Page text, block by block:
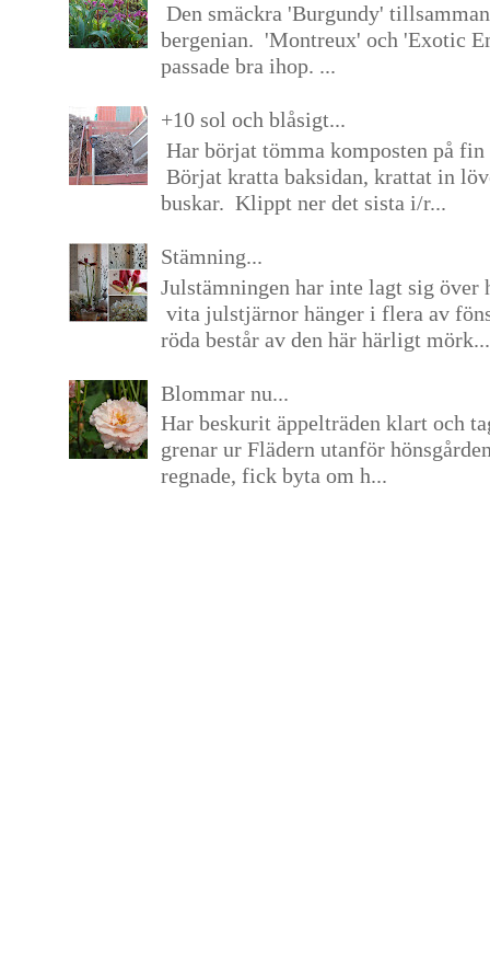
Den smäckra 'Burgundy'
bergenian. 'Montreux' och 'Exotic
passade bra ihop. ...
+10 sol och blåsigt...
Har börjat tömma komposten på
Börjat kratta baksidan, krattat in
buskar. Klippt ner det sista i/r...
Stämning...
Julstämningen har inte lagt sig över
vita julstjärnor hänger i flera av
röda består av den här härligt mörk...
Blommar nu...
Har beskurit äppelträden klart och
grenar ur Flädern utanför
regnade, fick byta om h...